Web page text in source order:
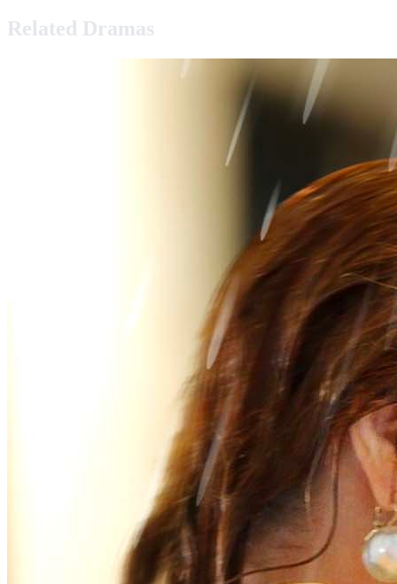
Related Dramas